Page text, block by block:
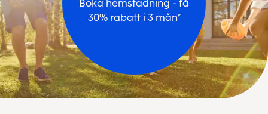
Boka hemstädning - få
30% rabatt i 3 mån*